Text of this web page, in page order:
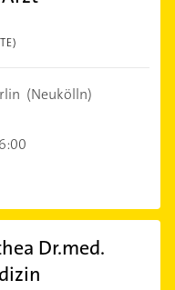
(Neukölln)
Dr.med.